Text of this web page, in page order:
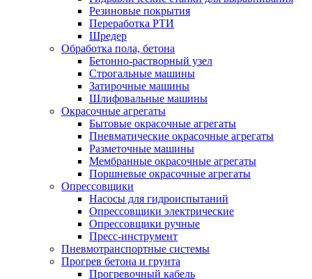
Резиновые покрытия
Переработка РТИ
Шредер
Обработка пола, бетона
Бетонно-растворный узел
Строгальные машины
Затирочные машины
Шлифовальные машины
Окрасочные агрегаты
Бытовые окрасочные агрегаты
Пневматические окрасочные агрегаты
Разметочные машины
Мембранные окрасочные агрегаты
Поршневые окрасочные агрегаты
Опрессовщики
Насосы для гидроиспытаний
Опрессовщики электрические
Опрессовщики ручные
Пресс-инструмент
Пневмотранспортные системы
Прогрев бетона и грунта
Прогревочный кабель